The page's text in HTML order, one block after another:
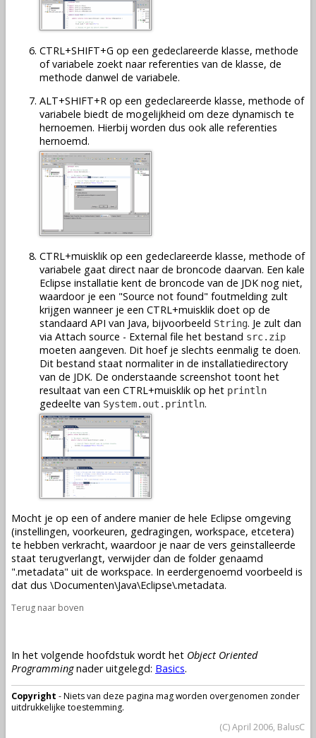
CTRL+SHIFT+G op een gedeclareerde klasse, methode
of variabele zoekt naar referenties van de klasse, de
methode danwel de variabele.
ALT+SHIFT+R op een gedeclareerde klasse, methode of
variabele biedt de mogelijkheid om deze dynamisch te
hernoemen. Hierbij worden dus ook alle referenties
hernoemd.
CTRL+muisklik op een gedeclareerde klasse, methode of
variabele gaat direct naar de broncode daarvan. Een kale
Eclipse installatie kent de broncode van de JDK nog niet,
waardoor je een "Source not found" foutmelding zult
krijgen wanneer je een CTRL+muisklik doet op de
standaard API van Java, bijvoorbeeld String. Je zult dan
via Attach source - External file het bestand src.zip
moeten aangeven. Dit hoef je slechts eenmalig te doen.
Dit bestand staat normaliter in de installatiedirectory
van de JDK. De onderstaande screenshot toont het
resultaat van een CTRL+muisklik op het println
gedeelte van System.out.println.
Mocht je op een of andere manier de hele Eclipse omgeving
(instellingen, voorkeuren, gedragingen, workspace, etcetera)
te hebben verkracht, waardoor je naar de vers geinstalleerde
staat terugverlangt, verwijder dan de folder genaamd
".metadata" uit de workspace. In eerdergenoemd voorbeeld is
dat dus \Documenten\Java\Eclipse\.metadata.
Terug naar boven
In het volgende hoofdstuk wordt het Object Oriented
Programmingnader uitgelegd: Basics.
Copyright - Niets van deze pagina mag worden overgenomen zonder
uitdrukkelijke toestemming.
(C) April 2006, BalusC